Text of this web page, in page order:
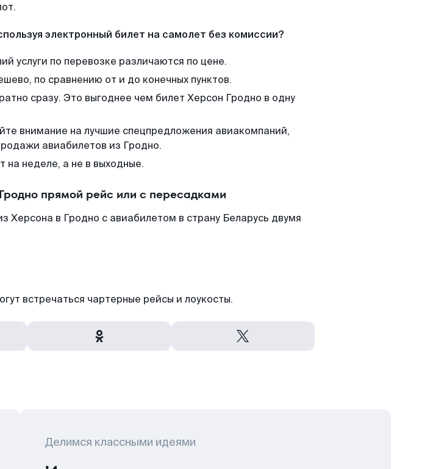
электронный билет на самолет без комиссии?
услуги по перевозке различаются по цене.
по сравнению от и до конечных пунктов.
сразу. Это выгоднее чем билет Херсон Гродно в одну
внимание на лучшие спецпредложения авиакомпаний,
авиабилетов из Гродно.
на неделе, а не в выходные.
прямой рейс или с пересадками
Херсона в Гродно с авиабилетом в страну Беларусь двумя
встречаться чартерные рейсы и лоукосты.
Делимся классными идеями